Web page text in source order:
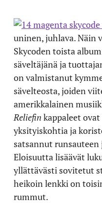
uninen, juhlava. Näin
Skycoden toista
säveltäjänä ja
on valmistanut
sävelteosta, joiden
amerikkalainen
Reliefin kappaleet
yksityiskohtia ja
satsannut
Eloisuutta lisäävät
yllättävästi sovitetut
heikoin lenkki on
rummut.